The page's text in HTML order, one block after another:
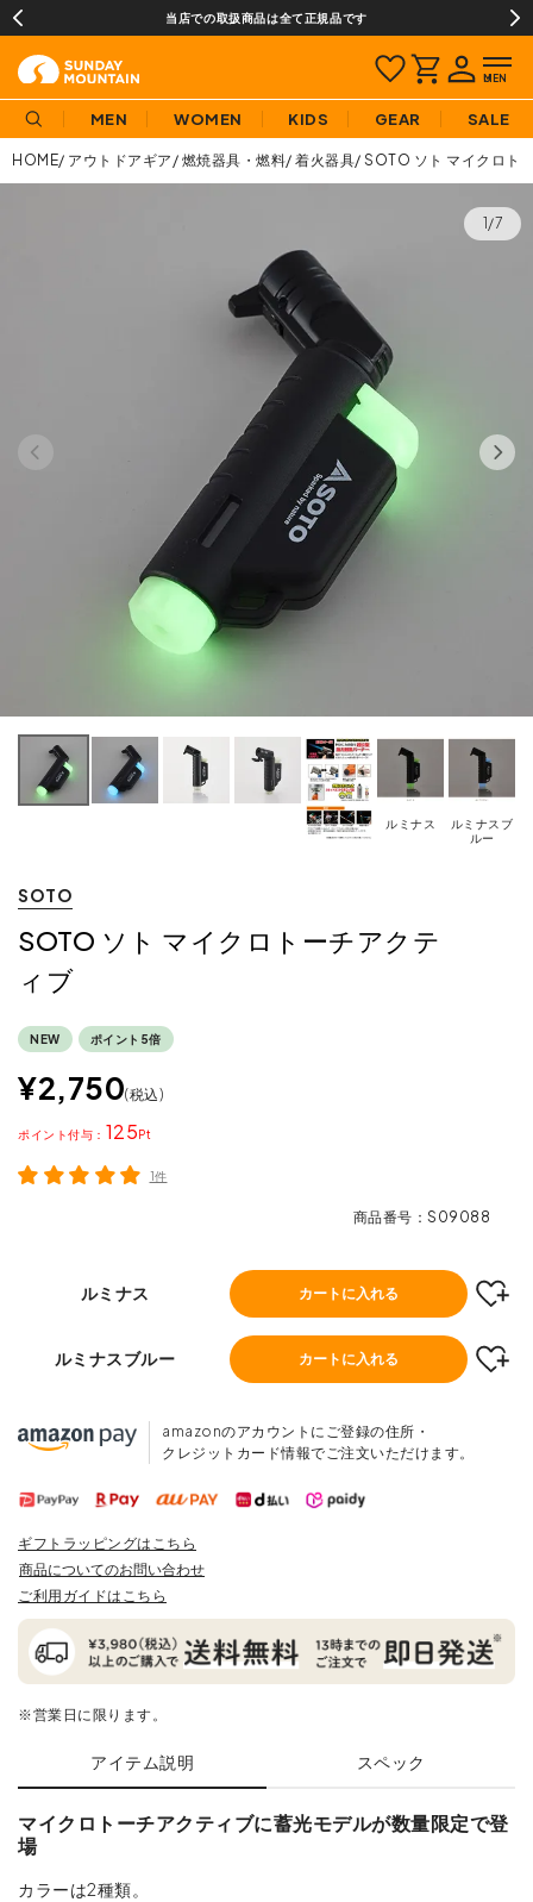
当店での取扱商品は全て正規品です
MEN WOMEN KIDS GEAR SALE
HOME アウトドアギア 燃焼器具・燃料 着火器具 SOTO ソト マイクロト
1/7
ルミナス
ルミナスブ
ルー
SOTO
SOTO ソト マイクロトーチアクテ
ィブ
NEW ポイント5倍
¥2,750 税込
125
ポイント
1件
商品番号 S09088
ルミナス カートに入れる
ルミナスブルー カートに入れる
amazonのアカウントにご登録の住所・
クレジットカード情報でご注文いただけます。
ギフトラッピングはこちら
商品についてのお問い合わせ
ご利用ガイドはこちら
※営業日に限ります。
アイテム説明 スペック
マイクロトーチアクティブに蓄光モデルが数量限定で登
場
カラーは2種類。